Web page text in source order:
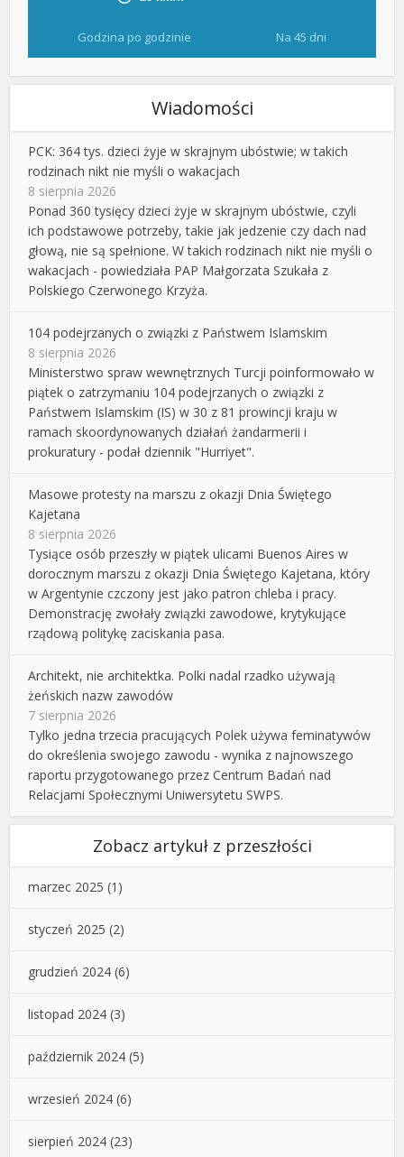
Godzina po godzinie Na 45 dni
Wiadomości
PCK: 364 tys. dzieci żyje w skrajnym ubóstwie; w takich
rodzinach nikt nie myśli o wakacjach
8 sierpnia 2026
Ponad 360 tysięcy dzieci żyje w skrajnym ubóstwie, czyli
ich podstawowe potrzeby, takie jak jedzenie czy dach nad
głową, nie są spełnione. W takich rodzinach nikt nie myśli o
wakacjach - powiedziała PAP Małgorzata Szukała z
Polskiego Czerwonego Krzyża.
104 podejrzanych o związki z Państwem Islamskim
8 sierpnia 2026
Ministerstwo spraw wewnętrznych Turcji poinformowało w
piątek o zatrzymaniu 104 podejrzanych o związki z
Państwem Islamskim (IS) w 30 z 81 prowincji kraju w
ramach skoordynowanych działań żandarmerii i
prokuratury - podał dziennik "Hurriyet".
Masowe protesty na marszu z okazji Dnia Świętego
Kajetana
8 sierpnia 2026
Tysiące osób przeszły w piątek ulicami Buenos Aires w
dorocznym marszu z okazji Dnia Świętego Kajetana, który
w Argentynie czczony jest jako patron chleba i pracy.
Demonstrację zwołały związki zawodowe, krytykujące
rządową politykę zaciskania pasa.
Architekt, nie architektka. Polki nadal rzadko używają
żeńskich nazw zawodów
7 sierpnia 2026
Tylko jedna trzecia pracujących Polek używa feminatywów
do określenia swojego zawodu - wynika z najnowszego
raportu przygotowanego przez Centrum Badań nad
Relacjami Społecznymi Uniwersytetu SWPS.
Zobacz artykuł z przeszłości
marzec 2025 (1)
styczeń 2025 (2)
grudzień 2024 (6)
listopad 2024 (3)
październik 2024 (5)
wrzesień 2024 (6)
sierpień 2024 (23)